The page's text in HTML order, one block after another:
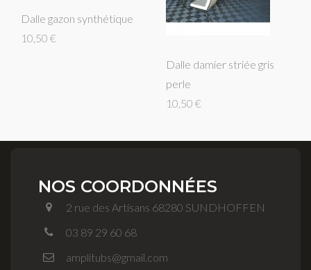
Dalle gazon synthétique
10,50 €
Dalle damier striée gris
perle
10,50 €
NOS COORDONNÉES
2 rue des Artisans 68280 SUNDHOFFEN
03 89 29 60 68
amplitubs@gmail.com